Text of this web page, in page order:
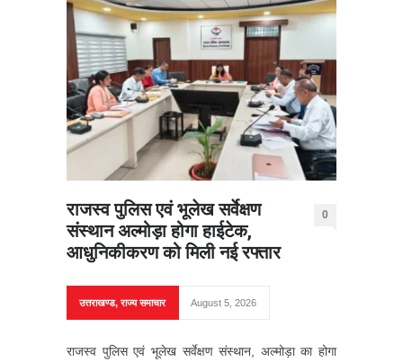
राजस्व पुलिस एवं भूलेख सर्वेक्षण
संस्थान अल्मोड़ा होगा हाईटेक,
आधुनिकीकरण को मिली नई रफ्तार
0
उत्तराखण्ड,राज्य समाचार August 5, 2026
राजस्व पुलिस एवं भूलेख सर्वेक्षण संस्थान, अल्मोड़ा का होगा